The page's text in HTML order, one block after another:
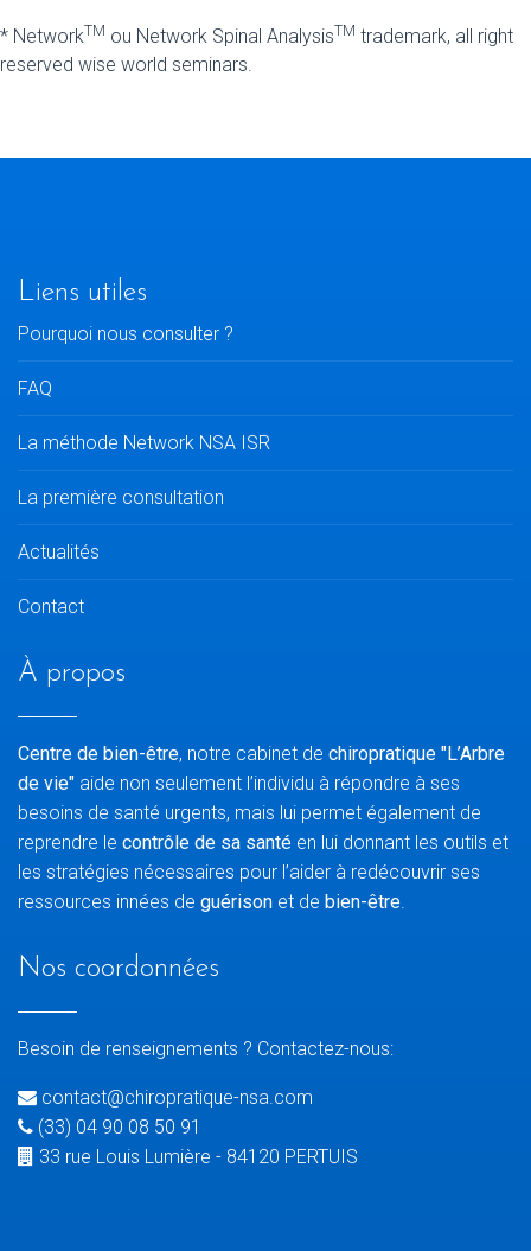
* NetworkTM ou Network Spinal AnalysisTM trademark, all right
reserved wise world seminars.
Liens utiles
Pourquoi nous consulter ?
FAQ
La méthode Network NSA ISR
La première consultation
Actualités
Contact
À propos
Centre de bien-être, notre cabinet de chiropratique "L’Arbre
de vie" aide non seulement l’individu à répondre à ses
besoins de santé urgents, mais lui permet également de
reprendre le contrôle de sa santé en lui donnant les outils et
les stratégies nécessaires pour l’aider à redécouvrir ses
ressources innées de guérison et de bien-être.
Nos coordonnées
Besoin de renseignements ? Contactez-nous:
contact@chiropratique-nsa.com
(33) 04 90 08 50 91
33 rue Louis Lumière - 84120 PERTUIS